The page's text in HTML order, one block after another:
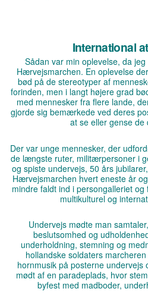
International
Sådan var min oplevelse, da
Hærvejsmarchen. En oplevelse
bød på de stereotyper af
forinden, men i langt højere grad
med mennesker fra flere lande,
gjorde sig bemærkede ved deres
at se eller gense de
Der var unge mennesker, der
de længste ruter, militærpersoner i
og spiste undervejs, 50 års
Hærvejsmarchen hvert eneste år
mindre faldt ind i persongalleriet
multikulturel og
Undervejs mødte man
beslutsomhed og
underholdning, stemning og
hollandske soldaters
hornmusik på posterne undervejs
mødt af en paradeplads, hvor
byfest med madboder,